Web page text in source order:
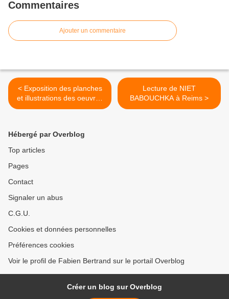
Commentaires
Ajouter un commentaire
< Exposition des planches
et illustrations des oeuvres
de Fabien Bertrand
Lecture de NIET
BABOUCHKA à Reims >
Hébergé par Overblog
Top articles
Pages
Contact
Signaler un abus
C.G.U.
Cookies et données personnelles
Préférences cookies
Voir le profil de Fabien Bertrand sur le portail Overblog
Créer un blog sur Overblog